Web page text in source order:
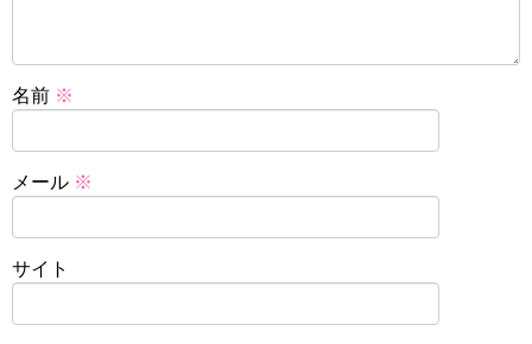
名前 ※
メール ※
サイト